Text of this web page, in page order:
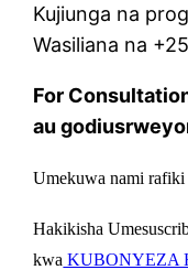
Kujiunga na
Wasiliana na
For
au
Umekuwa nami
Hakikisha
kwa KUBONYEZA